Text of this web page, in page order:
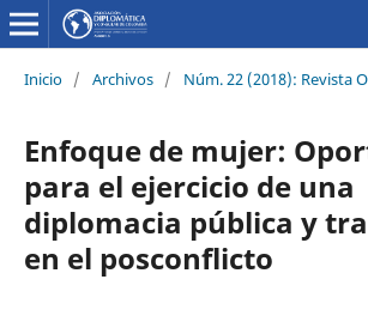
Inicio / Archivos / Núm. 22 (2018): Revista
Enfoque de mujer:
para el ejercicio de una
diplomacia pública y
en el posconflicto